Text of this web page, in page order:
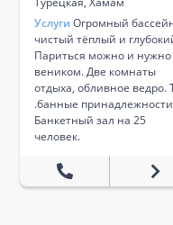
Услуги Огромный
чистый тёплый и
Париться можно и нужно
веником. Две комнаты
отдыха, обливное ведро.
.банные
Банкетный зал на 25
человек.